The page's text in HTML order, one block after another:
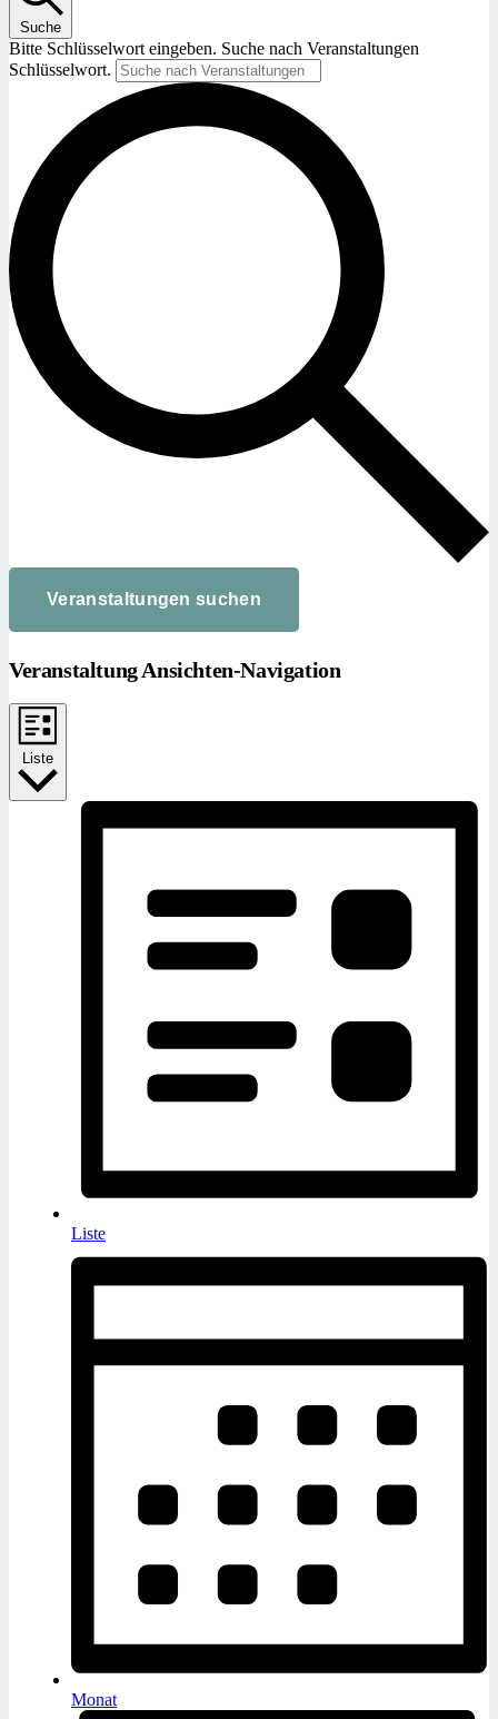
Suche
Bitte Schlüsselwort eingeben. Suche nach Veranstaltungen
Schlüsselwort.
Veranstaltungen suchen
Veranstaltung Ansichten-Navigation
Liste
Liste
Monat